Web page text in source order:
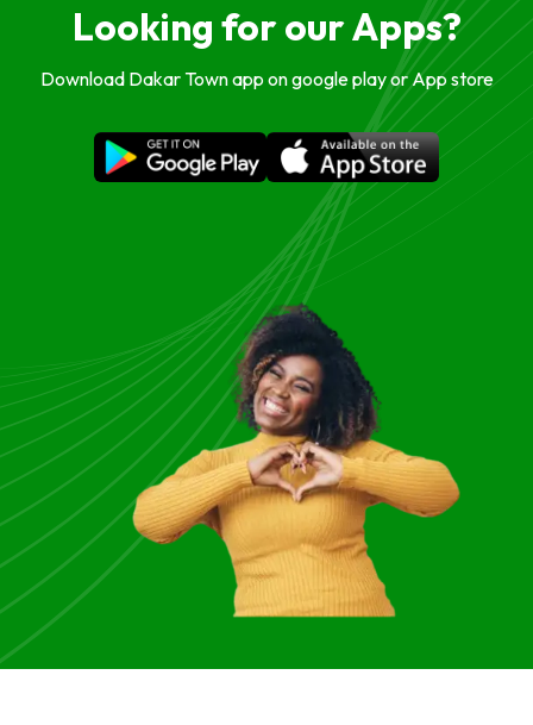
Looking for our Apps?
Download Dakar Town app on google play or App store